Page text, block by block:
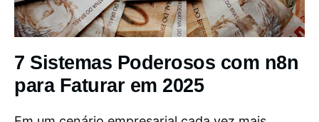
7 Sistemas Poderosos com n8n
para Faturar em 2025